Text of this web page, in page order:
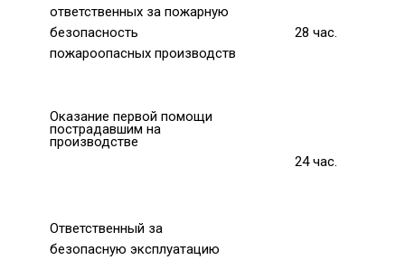
ответственных за пожарную
безопасность
пожароопасных производств
28час.
Оказание первой помощи
пострадавшим на
производстве
24час.
Ответственный за
безопасную эксплуатацию